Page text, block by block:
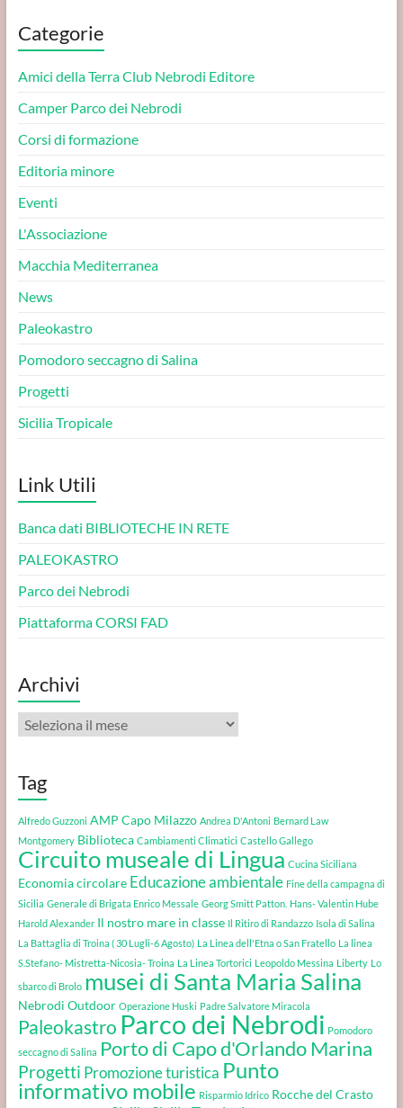
Categorie
Amici della Terra Club Nebrodi Editore
Camper Parco dei Nebrodi
Corsi di formazione
Editoria minore
Eventi
L'Associazione
Macchia Mediterranea
News
Paleokastro
Pomodoro seccagno di Salina
Progetti
Sicilia Tropicale
Link Utili
Banca dati BIBLIOTECHE IN RETE
PALEOKASTRO
Parco dei Nebrodi
Piattaforma CORSI FAD
Archivi
Archivi
Tag
Alfredo Guzzoni AMP Capo Milazzo Andrea D'Antoni Bernard Law
Montgomery Biblioteca Cambiamenti Climatici Castello Gallego
Circuito museale di Lingua Cucina Siciliana
Economia circolare Educazione ambientale Fine della campagna di
Sicilia Generale di Brigata Enrico Messale Georg Smitt Patton. Hans- Valentin Hube
Harold Alexander Il nostro mare in classe Il Ritiro di Randazzo Isola di Salina
La Battaglia di Troina ( 30 Lugli-6 Agosto) La Linea dell'Etna o San Fratello La linea
S.Stefano- Mistretta-Nicosia- Troina La Linea Tortorici Leopoldo Messina Liberty Lo
sbarco di Brolo musei di Santa Maria Salina
Nebrodi Outdoor Operazione Huski Padre Salvatore Miracola
Paleokastro Parco dei Nebrodi Pomodoro
seccagno di Salina Porto di Capo d'Orlando Marina
Progetti Promozione turistica Punto
informativo mobile Risparmio Idrico Rocche del Crasto